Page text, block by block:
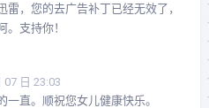
雷，您的去广告补丁已经无效了，
。支持你！
07 日 23:03
一直。顺祝您女儿健康快乐。